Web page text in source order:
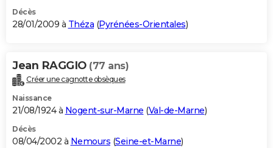
Décès
28/01/2009 à Théza (Pyrénées-Orientales)
Jean RAGGIO (77 ans)
Créer une cagnotte obsèques
Naissance
21/08/1924 à Nogent-sur-Marne (Val-de-Marne)
Décès
08/04/2002 à Nemours (Seine-et-Marne)